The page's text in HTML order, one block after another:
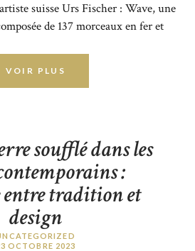
suisse Urs Fischer : Wave, une
de 137 morceaux en fer et
VOIR PLUS
soufflé dans les
:
tradition et
design
OCTOBRE 2023